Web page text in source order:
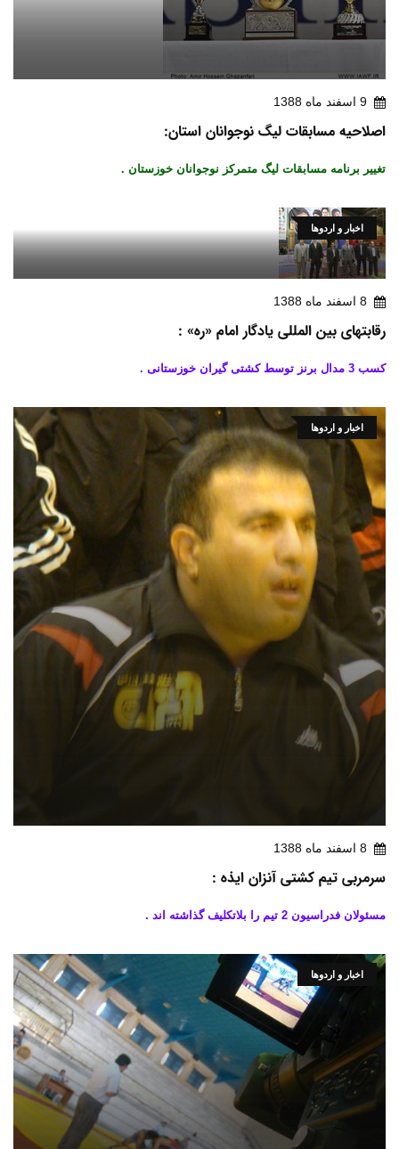
9 اسفند ماه 1388
اصلاحیه مسابقات لیگ نوجوانان استان:
تغییر برنامه مسابقات لیگ متمرکز نوجوانان خوزستان .
اخبار و اردوها
8 اسفند ماه 1388
رقابتهای بین المللی یادگار امام «ره» :
کسب 3 مدال برنز توسط کشتی گیران خوزستانی .
اخبار و اردوها
8 اسفند ماه 1388
سرمربی تیم کشتی آنزان ایذه :
مسئولان فدراسیون 2 تیم را بلاتکلیف گذاشته اند .
اخبار و اردوها